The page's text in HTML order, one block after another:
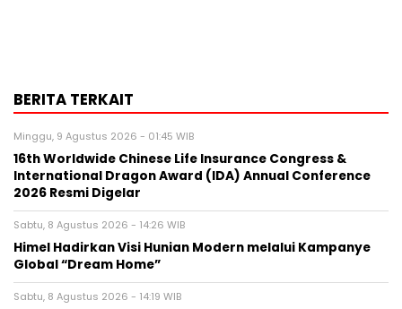
BERITA TERKAIT
Minggu, 9 Agustus 2026 - 01:45 WIB
16th Worldwide Chinese Life Insurance Congress &
International Dragon Award (IDA) Annual Conference
2026 Resmi Digelar
Sabtu, 8 Agustus 2026 - 14:26 WIB
Himel Hadirkan Visi Hunian Modern melalui Kampanye
Global “Dream Home”
Sabtu, 8 Agustus 2026 - 14:19 WIB